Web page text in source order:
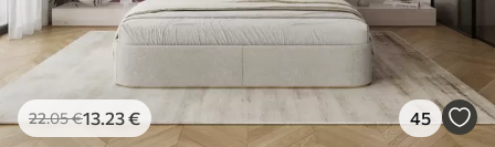
22.05€13 .23€ 45